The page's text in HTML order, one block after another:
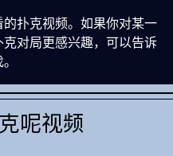
扑克视频。如果你对某一
对局更感兴趣，可以告诉